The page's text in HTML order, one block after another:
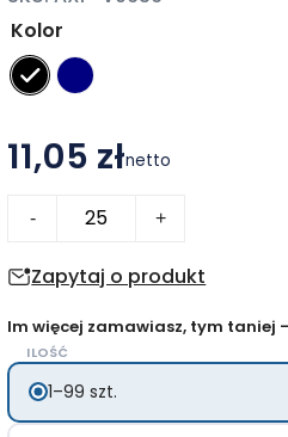
Kolor
11,05 złnetto
-
do
z
zawieszką
+
Zapytaj o produkt
Im więcej zamawiasz, tym taniej
ILOŚĆ
1–99 szt.